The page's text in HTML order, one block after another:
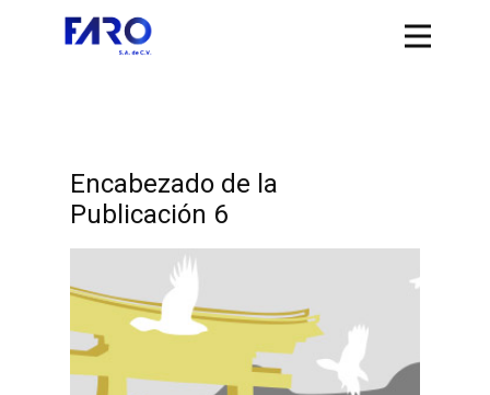
Encabezado de la
Publicación 6